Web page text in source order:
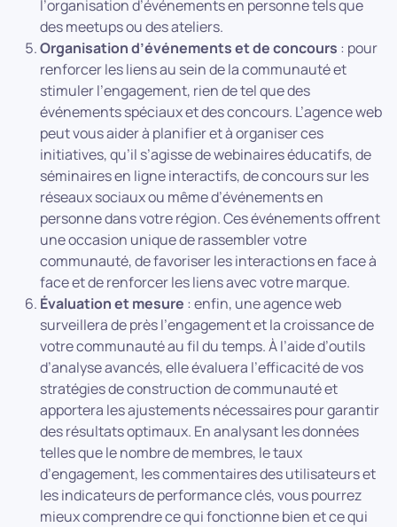
l’organisation d’événements en personne tels que
des meetups ou des ateliers.
Organisation d’événements et de concours : pour
renforcer les liens au sein de la communauté et
stimuler l’engagement, rien de tel que des
événements spéciaux et des concours. L’agence web
peut vous aider à planifier et à organiser ces
initiatives, qu’il s’agisse de webinaires éducatifs, de
séminaires en ligne interactifs, de concours sur les
réseaux sociaux ou même d’événements en
personne dans votre région. Ces événements offrent
une occasion unique de rassembler votre
communauté, de favoriser les interactions en face à
face et de renforcer les liens avec votre marque.
Évaluation et mesure : enfin, une agence web
surveillera de près l’engagement et la croissance de
votre communauté au fil du temps. À l’aide d’outils
d’analyse avancés, elle évaluera l’efficacité de vos
stratégies de construction de communauté et
apportera les ajustements nécessaires pour garantir
des résultats optimaux. En analysant les données
telles que le nombre de membres, le taux
d’engagement, les commentaires des utilisateurs et
les indicateurs de performance clés, vous pourrez
mieux comprendre ce qui fonctionne bien et ce qui